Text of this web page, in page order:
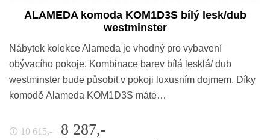
ALAMEDA komoda KOM1D3S bílý lesk/dub
westminster
Nábytek kolekce Alameda je vhodný pro vybavení
obývacího pokoje. Kombinace barev bílá lesklá/ dub
westminster bude působit v pokoji luxusním dojmem. Díky
komodě Alameda KOM1D3S máte…
🛈 10 615,- 8 287,-